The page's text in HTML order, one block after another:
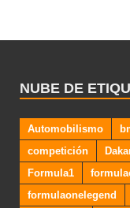
NUBE DE
Automobilismo
competición
Formula1
formulaonelegend